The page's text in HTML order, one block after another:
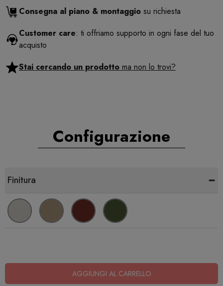
Consegna al piano & montaggio su richiesta
Customer care: ti offriamo supporto in ogni fase del tuo
acquisto
Stai cercando un prodotto ma non lo trovi?
Configurazione
Finitura -
AGGIUNGI AL CARRELLO